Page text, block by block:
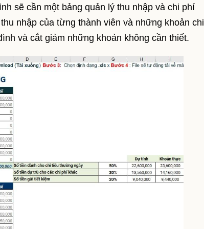
sẽ cần một bảng quản lý thu nhập và chi phí
nhập của từng thành viên và những khoản chi
và cắt giảm những khoản không cần thiết.